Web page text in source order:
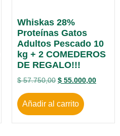
Whiskas 28%
Proteínas Gatos
Adultos Pescado 10
kg + 2 COMEDEROS
DE REGALO!!!
$57.750,00 $ 55.000,00
Añadir al carrito